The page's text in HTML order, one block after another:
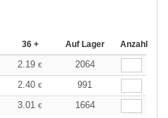
36 + Auf Lager Anzahl
2.19 €
2064
2.40 €
991
3.01 € 1664